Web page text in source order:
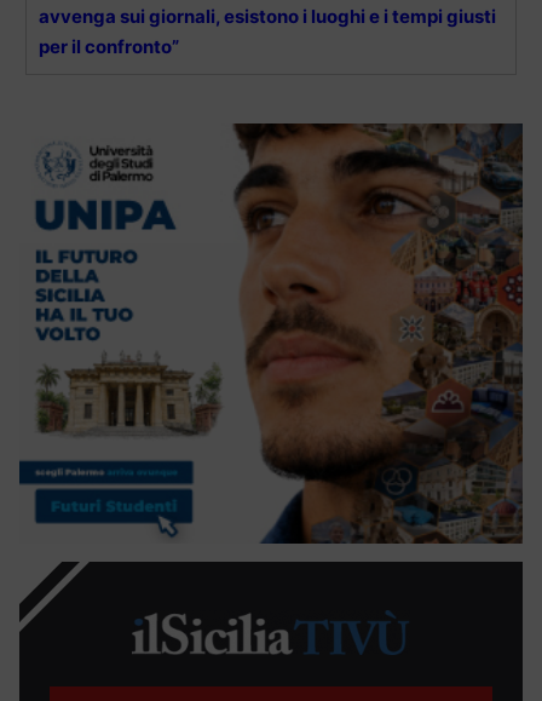
avvenga sui giornali, esistono i luoghi e i tempi giusti
per il confronto”